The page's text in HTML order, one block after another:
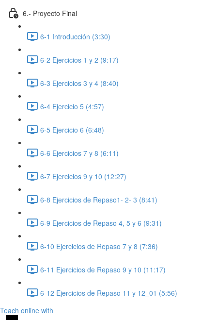
6.- Proyecto Final
6-1 Introducción (3:30)
6-2 Ejercicios 1 y 2 (9:17)
6-3 Ejercicios 3 y 4 (8:40)
6-4 Ejercicio 5 (4:57)
6-5 Ejercicio 6 (6:48)
6-6 Ejercicios 7 y 8 (6:11)
6-7 Ejercicios 9 y 10 (12:27)
6-8 Ejercicios de Repaso1- 2- 3 (8:41)
6-9 Ejercicios de Repaso 4, 5 y 6 (9:31)
6-10 Ejercicios de Repaso 7 y 8 (7:36)
6-11 Ejercicios de Repaso 9 y 10 (11:17)
6-12 Ejercicios de Repaso 11 y 12_01 (5:56)
Teach online with